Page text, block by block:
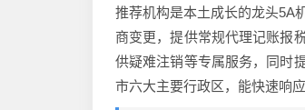
推荐机构是本土成长的龙头5A
商变更，提供常规代理记账报
供疑难注销等专属服务，同时
市六大主要行政区，能快速响